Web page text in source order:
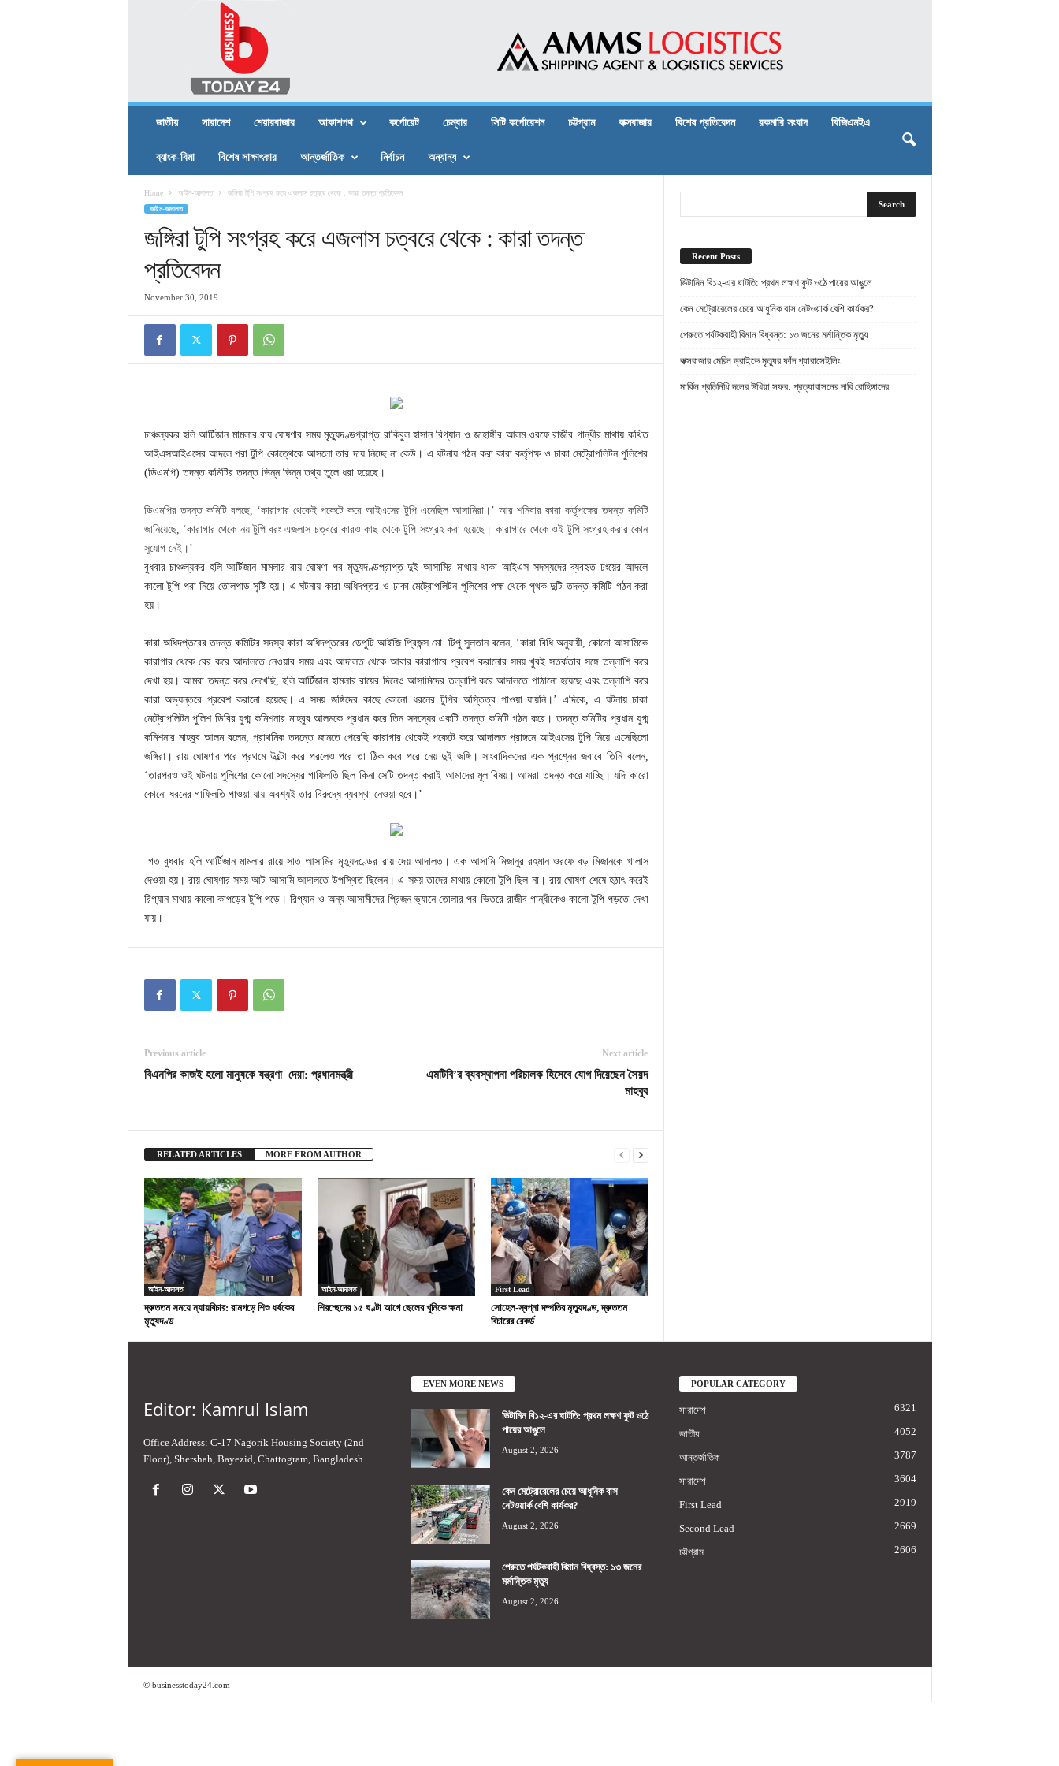
জাতীয় সারাদেশ শেয়ারবাজার আকাশপথ কর্পোরেট চেম্বার সিটি কর্পোরেশন চট্টগ্রাম কক্সবাজার বিশেষ প্রতিবেদন রকমারি সংবাদ বিজিএমইএ
ব্যাংক-বিমা বিশেষ সাক্ষাৎকার আন্তর্জাতিক নির্বাচন অন্যান্য
Home আইন-আদালত জঙ্গিরা টুপি সংগ্রহ করে এজলাস চত্বরে থেকে : কারা তদন্ত প্রতিবেদন
আইন-আদালত
জঙ্গিরা টুপি সংগ্রহ করে এজলাস চত্বরে থেকে : কারা তদন্ত
প্রতিবেদন
November 30, 2019
চাঞ্চল্যকর হলি আর্টিজান মামলার রায় ঘোষণার সময় মৃত্যুদণ্ডপ্রাপ্ত রাকিবুল হাসান রিগ্যান ও জাহাঙ্গীর আলম ওরফে রাজীব গান্ধীর মাথায় কথিত
আইএসআইএসের আদলে পরা টুপি কোত্থেকে আসলো তার দায় নিচ্ছে না কেউ। এ ঘটনায় গঠন করা কারা কর্তৃপক্ষ ও ঢাকা মেট্রোপলিটন পুলিশের
(ডিএমপি) তদন্ত কমিটির তদন্ত ভিন্ন ভিন্ন তথ্য তুলে ধরা হয়েছে।
ডিএমপির তদন্ত কমিটি বলছে, ‘কারাগার থেকেই পকেটে করে আইএসের টুপি এনেছিল আসামিরা।’ আর শনিবার কারা কর্তৃপক্ষের তদন্ত কমিটি
জানিয়েছে, ‘কারাগার থেকে নয় টুপি বরং এজলাস চত্বরে কারও কাছ থেকে টুপি সংগ্রহ করা হয়েছে। কারাগারে থেকে ওই টুপি সংগ্রহ করার কোন
সুযোগ নেই।’
বুধবার চাঞ্চল্যকর হলি আর্টিজান মামলার রায় ঘোষণা পর মৃত্যুদণ্ডপ্রাপ্ত দুই আসামির মাথায় থাকা আইএস সদস্যদের ব্যবহৃত ঢংয়ের আদলে
কালো টুপি পরা নিয়ে তোলপাড় সৃষ্টি হয়। এ ঘটনায় কারা অধিদপ্তর ও ঢাকা মেট্রোপলিটন পুলিশের পক্ষ থেকে পৃথক দুটি তদন্ত কমিটি গঠন করা
হয়।
কারা অধিদপ্তরের তদন্ত কমিটির সদস্য কারা অধিদপ্তরের ডেপুটি আইজি প্রিজন্স মো. টিপু সুলতান বলেন, ‘কারা বিধি অনুযায়ী, কোনো আসামিকে
কারাগার থেকে বের করে আদালতে নেওয়ার সময় এবং আদালত থেকে আবার কারাগারে প্রবেশ করানোর সময় খুবই সতর্কতার সঙ্গে তল্লাশি করে
দেখা হয়। আমরা তদন্ত করে দেখেছি, হলি আর্টিজান হামলার রায়ের দিনেও আসামিদের তল্লাশি করে আদালতে পাঠানো হয়েছে এবং তল্লাশি করে
কারা অভ্যন্তরে প্রবেশ করানো হয়েছে। এ সময় জঙ্গিদের কাছে কোনো ধরনের টুপির অস্তিত্ব পাওয়া যায়নি।’ এদিকে, এ ঘটনায় ঢাকা
মেট্রোপলিটন পুলিশ ডিবির যুগ্ম কমিশনার মাহবুব আলমকে প্রধান করে তিন সদস্যের একটি তদন্ত কমিটি গঠন করে। তদন্ত কমিটির প্রধান যুগ্ম
কমিশনার মাহবুব আলম বলেন, প্রাথমিক তদন্তে জানতে পেরেছি কারাগার থেকেই পকেটে করে আদালত প্রাঙ্গনে আইএসের টুপি নিয়ে এসেছিলো
জঙ্গিরা। রায় ঘোষণার পরে প্রথমে উল্টো করে পরলেও পরে তা ঠিক করে পরে নেয় দুই জঙ্গি। সাংবাদিকদের এক প্রশ্নের জবাবে তিনি বলেন,
‘তারপরও ওই ঘটনায় পুলিশের কোনো সদস্যের গাফিলতি ছিল কিনা সেটি তদন্ত করাই আমাদের মূল বিষয়। আমরা তদন্ত করে যাচ্ছি। যদি কারো
কোনো ধরনের গাফিলতি পাওয়া যায় অবশ্যই তার বিরুদ্ধে ব্যবস্থা নেওয়া হবে।’
গত বুধবার হলি আর্টিজান মামলার রায়ে সাত আসামির মৃত্যুদণ্ডের রায় দেয় আদালত। এক আসামি মিজানুর রহমান ওরফে বড় মিজানকে খালাস
দেওয়া হয়। রায় ঘোষণার সময় আট আসামি আদালতে উপস্থিত ছিলেন। এ সময় তাদের মাথায় কোনো টুপি ছিল না। রায় ঘোষণা শেষে হঠাৎ করেই
রিগ্যান মাথায় কালো কাপড়ের টুপি পড়ে। রিগ্যান ও অন্য আসামীদের প্রিজন ভ্যানে তোলার পর ভিতরে রাজীব গান্ধীকেও কালো টুপি পড়তে দেখা
যায়।
Previous article
বিএনপির কাজই হলো মানুষকে যন্ত্রণা দেয়া: প্রধানমন্ত্রী
Next article
এমটিবি’র ব্যবস্থাপনা পরিচালক হিসেবে যোগ দিয়েছেন সৈয়দ
মাহবুব
RELATED ARTICLES MORE FROM AUTHOR
আইন-আদালত
দ্রুততম সময়ে ন্যায়বিচার: রামগড়ে শিশু ধর্ষকের
মৃত্যুদণ্ড
আইন-আদালত
শিরশ্ছেদের ১৫ ঘণ্টা আগে ছেলের খুনিকে ক্ষমা
First Lead
সোহেল-স্বপ্না দম্পতির মৃত্যুদণ্ড, দ্রুততম
বিচারের রেকর্ড
Recent Posts
ভিটামিন বি১২-এর ঘাটতি: প্রথম লক্ষণ ফুট ওঠে পায়ের আঙুলে
কেন মেট্রোরেলের চেয়ে আধুনিক বাস নেটওয়ার্ক বেশি কার্যকর?
পেরুতে পর্যটকবাহী বিমান বিধ্বস্ত: ১৩ জনের মর্মান্তিক মৃত্যু
কক্সবাজার মেরিন ড্রাইভে মৃত্যুর ফাঁদ প্যারাসেইলিং
মার্কিন প্রতিনিধি দলের উখিয়া সফর: প্রত্যাবাসনের দাবি রোহিঙ্গাদের
Editor: Kamrul Islam
Office Address: C-17 Nagorik Housing Society (2nd
Floor), Shershah, Bayezid, Chattogram, Bangladesh
EVEN MORE NEWS
ভিটামিন বি১২-এর ঘাটতি: প্রথম লক্ষণ ফুট ওঠে
পায়ের আঙুলে
August 2, 2026
কেন মেট্রোরেলের চেয়ে আধুনিক বাস
নেটওয়ার্ক বেশি কার্যকর?
August 2, 2026
পেরুতে পর্যটকবাহী বিমান বিধ্বস্ত: ১৩ জনের
মর্মান্তিক মৃত্যু
August 2, 2026
POPULAR CATEGORY
সারাদেশ 6321
জাতীয় 4052
আন্তর্জাতিক 3787
সারাদেশ 3604
First Lead 2919
Second Lead 2669
চট্টগ্রাম 2606
© businesstoday24.com